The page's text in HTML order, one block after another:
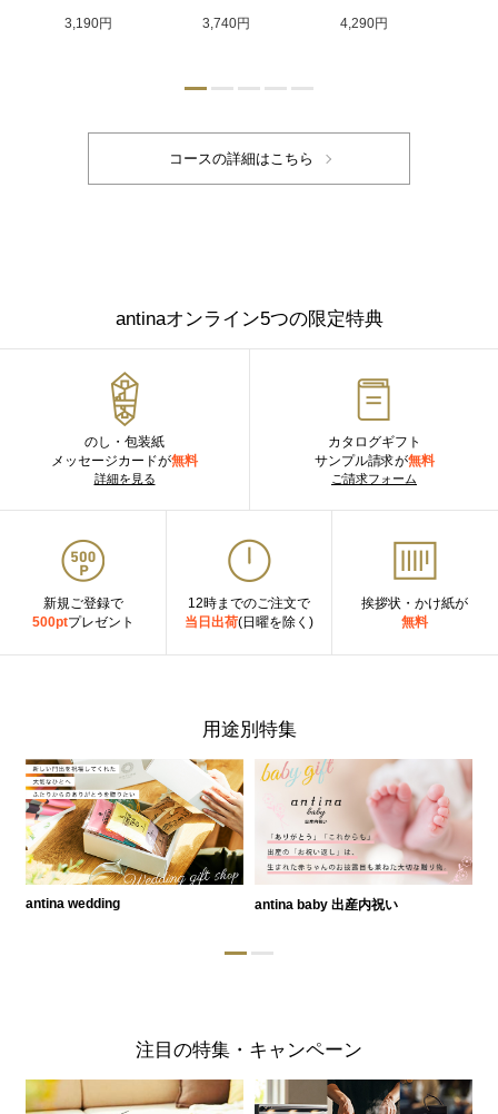
3,190円 3,740円 4,290円
antinaオンライン5つの限定特典
のし・包装紙
メッセージカードが無料
詳細を見る
カタログギフト
サンプル請求が無料
ご請求フォーム
新規ご登録で
500ptプレゼント
12時までのご注文で
当日出荷(日曜を除く)
挨拶状・かけ紙が
無料
用途別特集
antina wedding antina baby 出産内祝い
注目の特集・キャンペーン